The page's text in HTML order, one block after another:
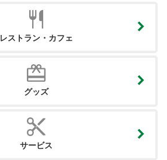
レストラン・カフェ
グッズ
サービス